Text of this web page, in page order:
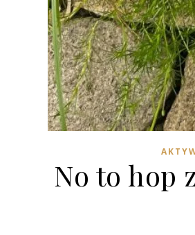
No to hop